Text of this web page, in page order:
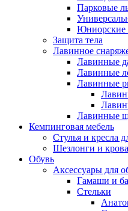
Парковые
Юниорские
Защита тела
Лавинное
Лавинные
Лавинные
Лавинные
Лавинные
Кемпинговая мебель
Стулья и кресла
Шезлонги и
Обувь
Аксессуары для
Гамаши и
Стельки